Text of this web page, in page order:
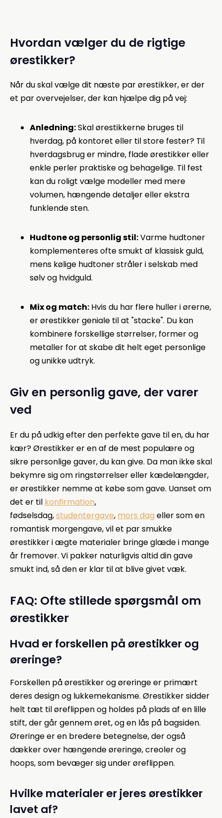
Hvordan vælger du de rigtige
ørestikker?
Når du skal vælge dit næste par ørestikker, er der
et par overvejelser, der kan hjælpe dig på vej:
Anledning:Skal ørestikkerne bruges til
hverdag, på kontoret eller til store fester? Til
hverdagsbrug er mindre, flade ørestikker eller
enkle perler praktiske og behagelige. Til fest
kan du roligt vælge modeller med mere
volumen, hængende detaljer eller ekstra
funklende sten.
Hudtone og personlig stil:Varme hudtoner
komplementeres ofte smukt af klassisk guld,
mens kølige hudtoner stråler i selskab med
sølv og hvidguld.
Mix og match: Hvis du har flere huller i ørerne,
er ørestikker geniale til at "stacke". Du kan
kombinere forskellige størrelser, former og
metaller for at skabe dit helt eget personlige
og unikke udtryk.
Giv en personlig gave, der varer
ved
Er du på udkig efter den perfekte gave til en, du har
kær? Ørestikker er en af de mest populære og
sikre personlige gaver, du kan give. Da man ikke skal
bekymre sig om ringstørrelser eller kædelængder,
er ørestikker nemme at købe som gave. Uanset om
det er til konfirmation,
fødselsdag,studentergave, mors dag eller som en
romantisk morgengave, vil et par smukke
ørestikker i ægte materialer bringe glæde i mange
år fremover. Vi pakker naturligvis altid din gave
smukt ind, så den er klar til at blive givet væk.
FAQ: Ofte stillede spørgsmål om
ørestikker
Hvad er forskellen på ørestikker og
øreringe?
Forskellen på ørestikker og øreringe er primært
deres design og lukkemekanisme. Ørestikker sidder
helt tæt til øreflippen og holdes på plads af en lille
stift, der går gennem øret, og en lås på bagsiden.
Øreringe er en bredere betegnelse, der også
dækker over hængende øreringe, creoler og
hoops, som bevæger sig under øreflippen.
Hvilke materialer er jeres ørestikker
lavet af?